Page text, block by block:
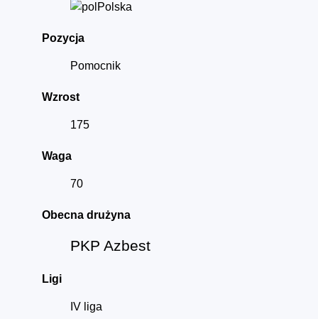
Polska
Pozycja
Pomocnik
Wzrost
175
Waga
70
Obecna drużyna
PKP Azbest
Ligi
IV liga